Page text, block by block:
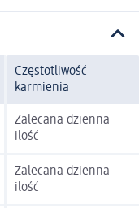
Częstotliwość
karmienia
Zalecana dzienna
ilość
Zalecana dzienna
ilość